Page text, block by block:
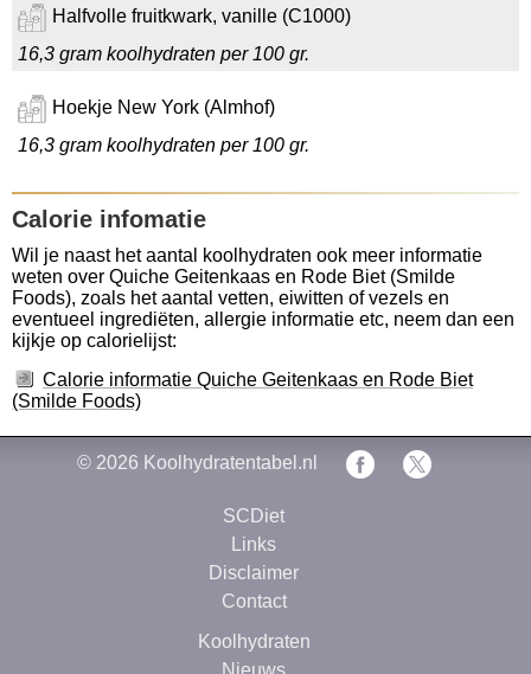
Halfvolle fruitkwark, vanille (C1000)
16,3 gram koolhydraten per 100 gr.
Hoekje New York (Almhof)
16,3 gram koolhydraten per 100 gr.
Calorie infomatie
Wil je naast het aantal koolhydraten ook meer informatie
weten over Quiche Geitenkaas en Rode Biet (Smilde
Foods), zoals het aantal vetten, eiwitten of vezels en
eventueel ingrediëten, allergie informatie etc, neem dan een
kijkje op calorielijst:
Calorie informatie Quiche Geitenkaas en Rode Biet
(Smilde Foods)
© 2026 Koolhydratentabel.nl
SCDiet
Links
Disclaimer
Contact
Koolhydraten
Nieuws